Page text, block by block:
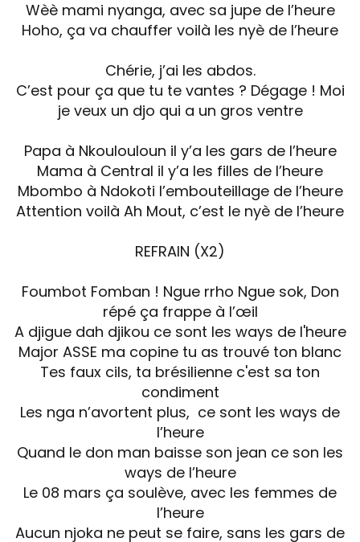
Wèè mami nyanga, avec sa jupe de l’heure
Hoho, ça va chauffer voilà les nyè de l’heure
Chérie, j’ai les abdos.
C’est pour ça que tu te vantes ? Dégage ! Moi
je veux un djo qui a un gros ventre
Papa à Nkoulouloun il y’a les gars de l’heure
Mama à Central il y’a les filles de l’heure
Mbombo à Ndokoti l’embouteillage de l’heure
Attention voilà Ah Mout, c’est le nyè de l’heure
REFRAIN (X2)
Foumbot Fomban ! Ngue rrho Ngue sok, Don
répé ça frappe à l’œil
A djigue dah djikou ce sont les ways de l'heure
Major ASSE ma copine tu as trouvé ton blanc
Tes faux cils, ta brésilienne c'est sa ton
condiment
Les nga n’avortent plus, ce sont les ways de
l’heure
Quand le don man baisse son jean ce son les
ways de l’heure
Le 08 mars ça soulève, avec les femmes de
l’heure
Aucun njoka ne peut se faire, sans les gars de